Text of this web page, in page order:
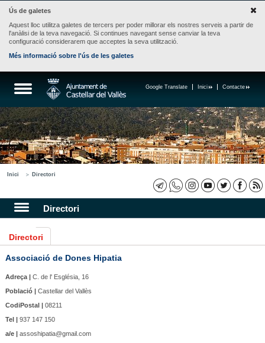
Ús de galetes
Aquest lloc utilitza galetes de tercers per poder millorar els nostres serveis a partir de
l'anàlisi de la teva navegació. Si continues navegant sense canviar la teva
configuració considerarem que acceptes la seva utilització.
Més informació sobre l'ús de les galetes
Contacte
Inici
Google Translate
Inici Directori
Directori
Directori
Associació de Dones Hipatia
Adreça |C. de l' Església, 16
Població |Castellar del Vallès
CodiPostal |08211
Tel |937 147 150
a/e |assoshipatia@gmail.com